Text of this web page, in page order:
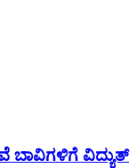
ಬಾವಿಗಳಿಗೆ ವಿದ್ಯುತ್‌